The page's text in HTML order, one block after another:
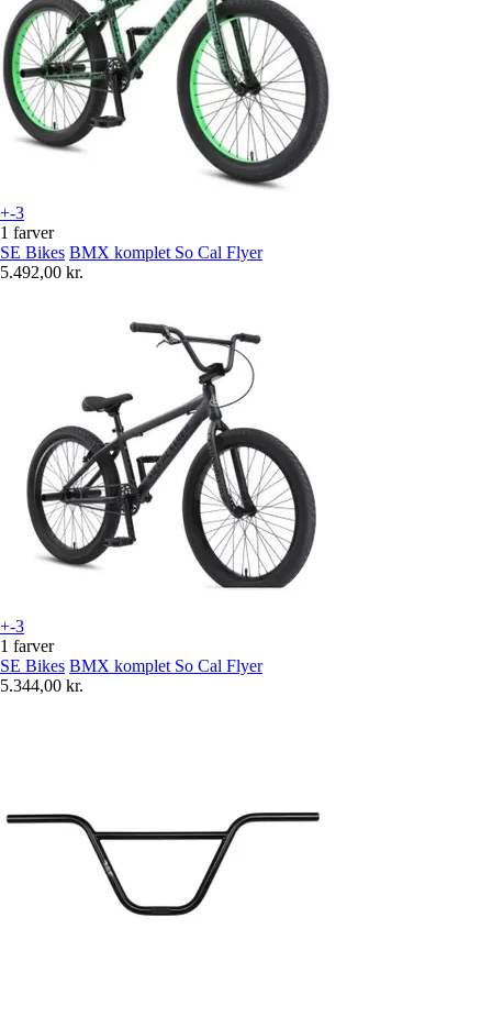
+-3
1 farver
SE Bikes BMX komplet So Cal Flyer
5.492,00 kr.
+-3
1 farver
SE Bikes BMX komplet So Cal Flyer
5.344,00 kr.